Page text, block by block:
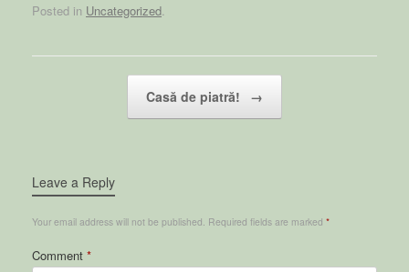
Posted in Uncategorized
Casă de piatră! →
Leave a Reply
Your email address will not be published. Required fields are marked *
Comment *